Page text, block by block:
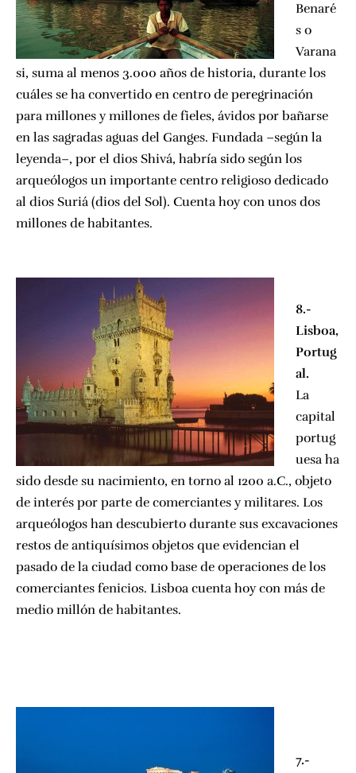
Benaré
s o
Varana
si, suma al menos 3.000 años de historia, durante los
cuáles se ha convertido en centro de peregrinación
para millones y millones de fieles, ávidos por bañarse
en las sagradas aguas del Ganges. Fundada –según la
leyenda–, por el dios Shivá, habría sido según los
arqueólogos un importante centro religioso dedicado
al dios Suriá (dios del Sol). Cuenta hoy con unos dos
millones de habitantes.
8.-
Lisboa,
Portug
al.
La
capital
portug
uesa ha
sido desde su nacimiento, en torno al 1200 a.C., objeto
de interés por parte de comerciantes y militares. Los
arqueólogos han descubierto durante sus excavaciones
restos de antiquísimos objetos que evidencian el
pasado de la ciudad como base de operaciones de los
comerciantes fenicios. Lisboa cuenta hoy con más de
medio millón de habitantes.
7.-